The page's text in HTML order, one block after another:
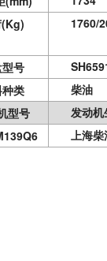
(Kg) 1760/
号
类
柴油
型号
发动
上海